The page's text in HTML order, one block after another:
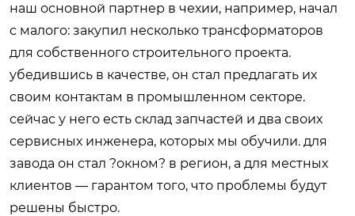
наш основной партнер в чехии, например, начал
с малого: закупил несколько трансформаторов
для собственного строительного проекта.
убедившись в качестве, он стал предлагать их
своим контактам в промышленном секторе.
сейчас у него есть склад запчастей и два своих
сервисных инженера, которых мы обучили. для
завода он стал ?окном? в регион, а для местных
клиентов — гарантом того, что проблемы будут
решены быстро.